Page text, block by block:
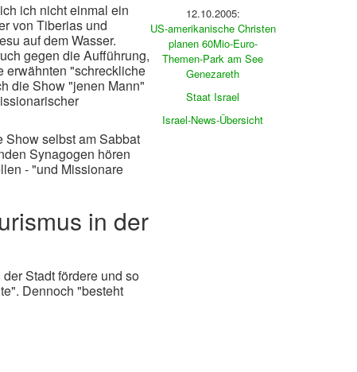
ich nicht einmal ein
von Tiberias und
auf dem Wasser.
gegen die Aufführung,
erwähnten "schreckliche
die Show "jenen Mann"
Show selbst am Sabbat
Synagogen hören
- "und Missionare
in der
Stadt fördere und so
Dennoch "besteht
12.10.2005:
US-amerikanische Christen
planen 60Mio-Euro-
Themen-Park am See
Genezareth
Staat Israel
Israel-News-Übersicht